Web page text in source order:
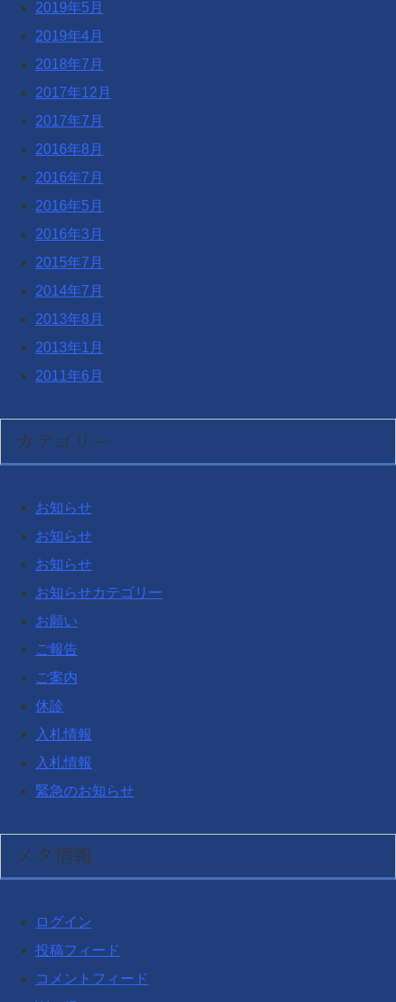
2019年5月
2019年4月
2018年7月
2017年12月
2017年7月
2016年8月
2016年7月
2016年5月
2016年3月
2015年7月
2014年7月
2013年8月
2013年1月
2011年6月
カテゴリー
お知らせ
お知らせ
お知らせ
お知らせカテゴリー
お願い
ご報告
ご案内
休診
入札情報
入札情報
緊急のお知らせ
メタ情報
ログイン
投稿フィード
コメントフィード